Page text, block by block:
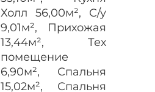
Холл 56,00м², С/у
9,01м², Прихожая
13,44м², Тех
помещение
6,90м², Спальня
15,02м², Спальня